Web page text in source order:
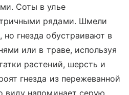
Соты в улье
рядами. Шмели
гнезда обустраивают в
или в траве, используя
растений, шерсть и
гнезда из пережеванной